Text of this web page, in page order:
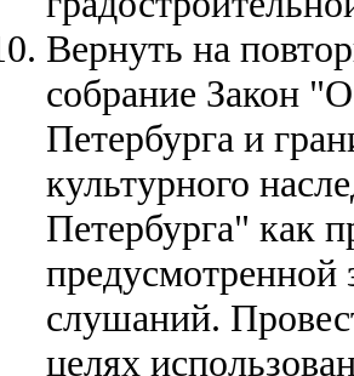
Вернуть на
собрание Закон
Петербурга и
культурного
Петербурга" как
слушаний.
целях